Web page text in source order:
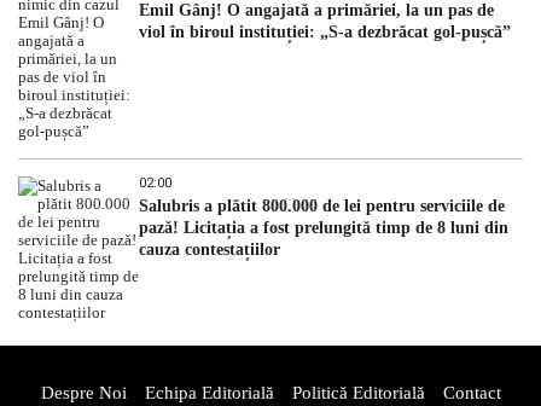
Emil Gânj! O angajată a primăriei, la un pas de
viol în biroul instituției: „S-a dezbrăcat gol-pușcă”
02:00
Salubris a plătit 800.000 de lei pentru serviciile de
pază! Licitația a fost prelungită timp de 8 luni din
cauza contestațiilor
Despre Noi Echipa Editorială Politică Editorială
Contact